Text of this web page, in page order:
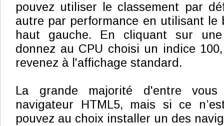
pouvez utiliser le classement par
autre par performance en utilisant le
haut gauche. En cliquant sur
donnez au CPU choisi un indice
revenez à l'affichage standard.
La grande majorité d'entre
navigateur HTML5, mais si ce
pouvez au choix installer un des